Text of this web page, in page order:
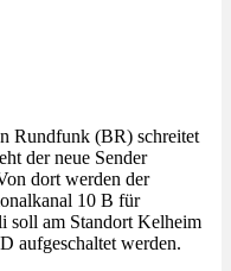
Rundfunk (BR) schreitet
der neue Sender
dort werden der
10 B für
soll am Standort Kelheim
aufgeschaltet werden.